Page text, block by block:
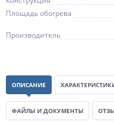
Площадь обогрева
Производитель
ОПИСАНИЕ
ФАЙЛЫ И ДОКУМЕНТЫ